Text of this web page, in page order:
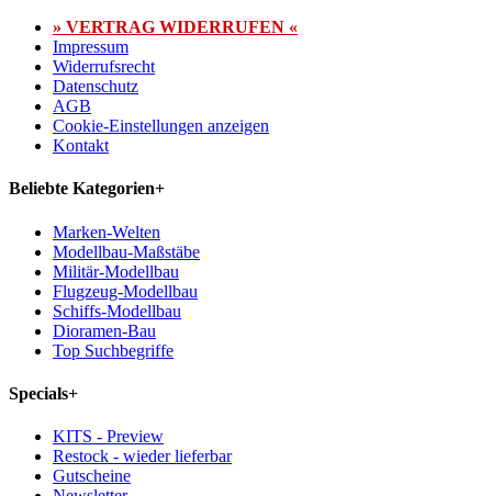
» VERTRAG WIDERRUFEN «
Impressum
Widerrufsrecht
Datenschutz
AGB
Cookie-Einstellungen anzeigen
Kontakt
Beliebte Kategorien+
Marken-Welten
Modellbau-Maßstäbe
Militär-Modellbau
Flugzeug-Modellbau
Schiffs-Modellbau
Dioramen-Bau
Top Suchbegriffe
Specials+
KITS - Preview
Restock - wieder lieferbar
Gutscheine